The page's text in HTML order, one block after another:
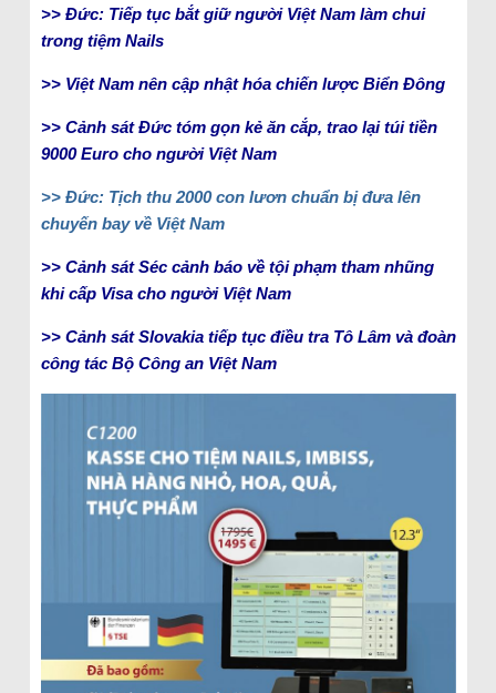
>> Đức: Tiếp tục bắt giữ người Việt Nam làm chui
trong tiệm Nails
>> Việt Nam nên cập nhật hóa chiến lược Biển Đông
>> Cảnh sát Đức tóm gọn kẻ ăn cắp, trao lại túi tiền
9000 Euro cho người Việt Nam
>> Đức: Tịch thu 2000 con lươn chuẩn bị đưa lên
chuyến bay về Việt Nam
>> Cảnh sát Séc cảnh báo về tội phạm tham nhũng
khi cấp Visa cho người Việt Nam
>> Cảnh sát Slovakia tiếp tục điều tra Tô Lâm và đoàn
công tác Bộ Công an Việt Nam